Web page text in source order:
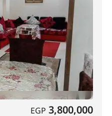
3,800,000
EGP